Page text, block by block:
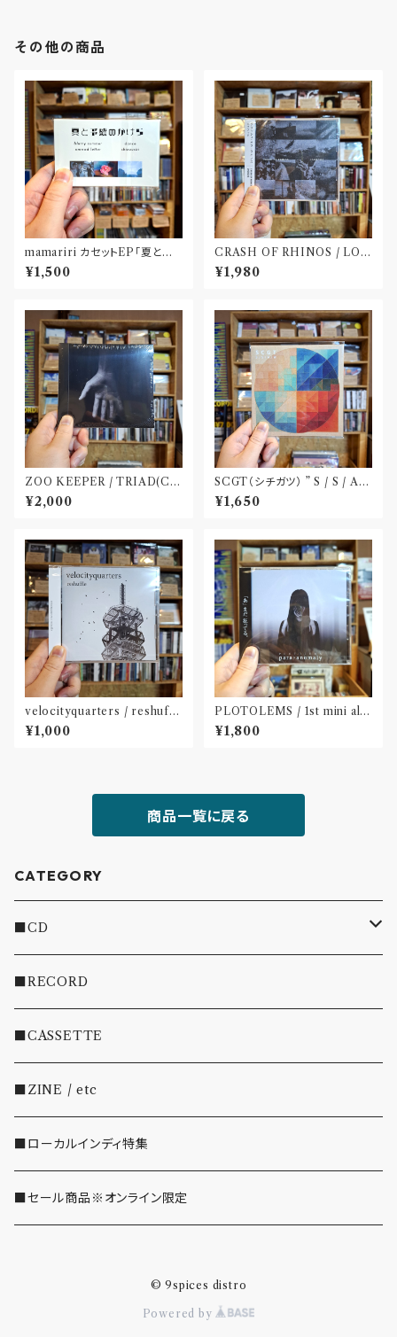
その他の商品
mamariri カセットEP「夏と予
感のかけら」
¥1,500
CRASH OF RHINOS / LOG
BOOK(CD)
¥1,980
ZOO KEEPER / TRIAD(C
D)〝京都〟
¥2,000
SCGT（シチガツ） ” S / S / A /
W”(CD)
¥1,650
velocityquarters / reshuffl
e(CD※ダウンロードカード付
属)〝長野〟
¥1,000
PLOTOLEMS / 1st mini alb
um 「para?anomaly」(CD)
¥1,800
商品一覧に戻る
CATEGORY
■CD
・INDIE
・EMO/PUNK/POST HC
・SHOEGAZE/DREAMPOP/POST ROCK
・OTHER(LOUD/JUNK/RAP/ etc...)
■RECORD
■CASSETTE
■ZINE / etc
■ローカルインディ特集
■セール商品※オンライン限定
© 9spices distro
Powered by